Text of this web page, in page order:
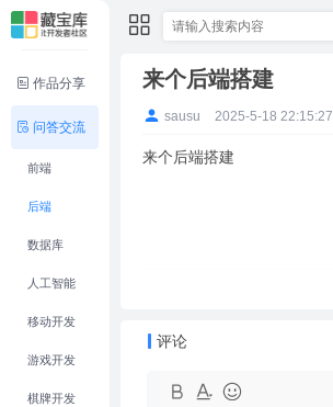
作品分享
问答交流
前端
后端
数据库
人工智能
移动开发
游戏开发
棋牌开发
来个后端搭建
sausu 2025-5-18 22:15:27
来个后端搭建
评论